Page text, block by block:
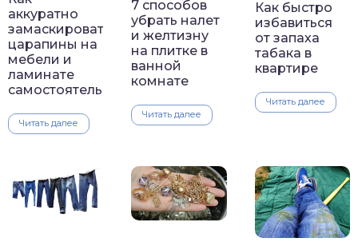
аккуратно
замаскировать
царапины на
мебели и
ламинате
самостоятельно
Читать далее
7 способов
убрать налет
и желтизну
на плитке в
ванной
комнате
Читать далее
Как быстро
избавиться
от запаха
табака в
квартире
Читать далее